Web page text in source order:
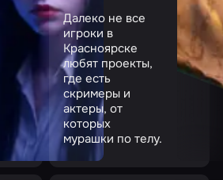
Далеко не все
игроки в
Красноярске
любят проекты,
где есть
скримеры и
актеры, от
которых
мурашки по телу.